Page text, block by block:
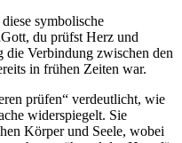
symbolische
du prüfst Herz und
die Verbindung zwischen den
in frühen Zeiten war.
prüfen“ verdeutlicht, wie
widerspiegelt. Sie
Körper und Seele, wobei